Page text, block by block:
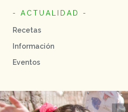
- ACTUALIDAD -
Recetas
Información
Eventos